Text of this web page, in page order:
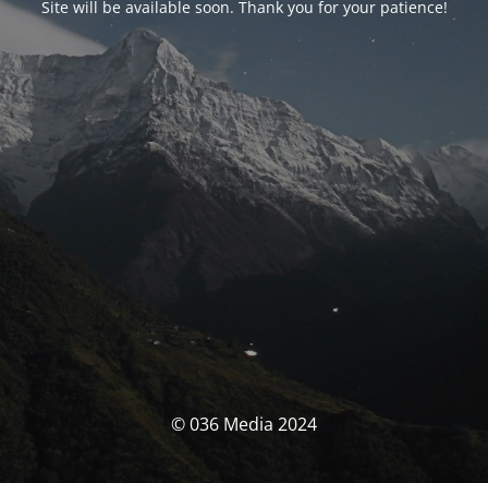
Site will be available soon. Thank you for your patience!
© 036 Media 2024